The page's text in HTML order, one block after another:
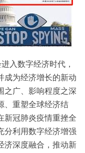
入数字经济时代，
成为经济增长的新动
之广、影响程度之深
、重塑全球经济结
新冠肺炎疫情重挫全
分利用数字经济增强
济深度融合，推动新